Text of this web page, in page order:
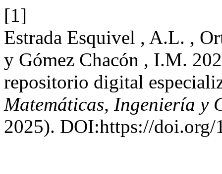
[1]
Estrada Esquivel , A.L. ,
y Gómez Chacón , I.M.
repositorio digital
Matemáticas, Ingeniería y
2025). DOI:https://